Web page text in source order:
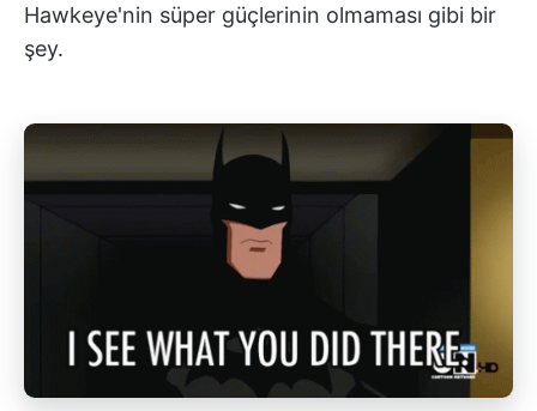
Hawkeye'nin süper güçlerinin olmaması gibi bir
şey.